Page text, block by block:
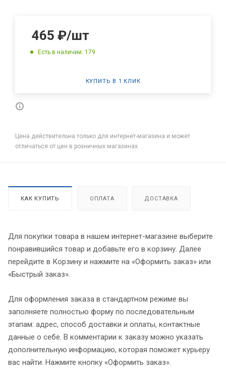
465 ₽/шт
Есть в наличии: 179
КУПИТЬ В 1 КЛИК
Цена действительна только для интернет-магазина и может
отличаться от цен в розничных магазинах
КАК КУПИТЬ ОПЛАТА ДОСТАВКА
Для покупки товара в нашем интернет-магазине выберите
понравившийся товар и добавьте его в корзину. Далее
перейдите в Корзину и нажмите на «Оформить заказ» или
«Быстрый заказ».
Для оформления заказа в стандартном режиме вы
заполняете полностью форму по последовательным
этапам: адрес, способ доставки и оплаты, контактные
данные о себе. В комментарии к заказу можно указать
дополнительную информацию, которая поможет курьеру
вас найти. Нажмите кнопку «Оформить заказ».